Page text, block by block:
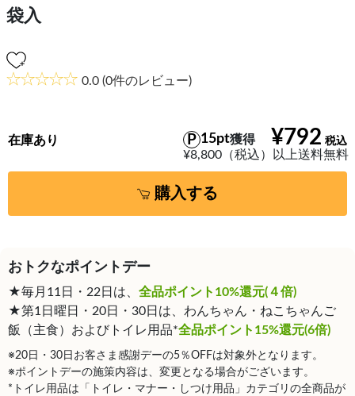
袋入
0.0 (0件のレビュー)
¥792
15pt獲得
¥8,800（税込）以上送料無料
在庫あり
購入する
おトクなポイントデー
★毎月11日・22日は、 全品ポイント10%還元(４倍)
★第1日曜日・20日・30日は、わんちゃん・ねこちゃんご
飯（主食）およびトイレ用品*全品ポイント15%還元(6倍)
※20日・30日お客さま感謝デーの5％OFFは対象外となります。
※ポイントデーの施策内容は、変更となる場合がございます。
*トイレ用品は「トイレ・マナー・しつけ用品」カテゴリの全商品が